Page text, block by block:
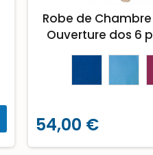
Robe de
Ouverture dos 6
54,00 €